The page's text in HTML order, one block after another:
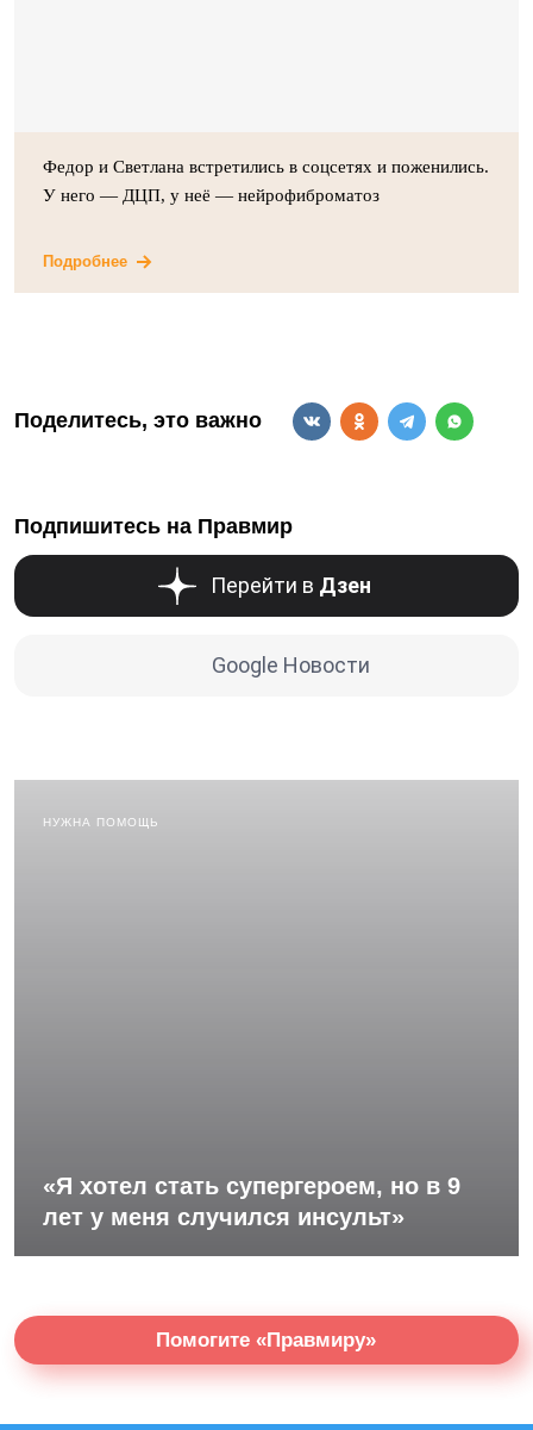
Федор и Светлана встретились в соцсетях и поженились.
У него — ДЦП, у неё — нейрофиброматоз
Подробнее
Поделитесь, это важно
Подпишитесь на Правмир
Перейти в Дзен
Google Новости
НУЖНА ПОМОЩЬ
«Я хотел стать супергероем, но в 9
лет у меня случился инсульт»
Помогите «Правмиру»